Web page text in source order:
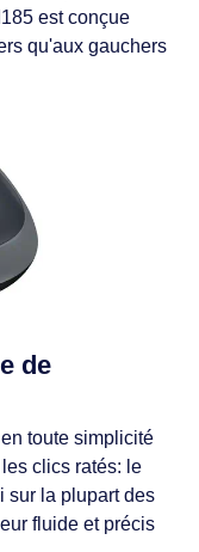
est conçue
qu'aux gauchers
de
toute simplicité
clics ratés: le
sur la plupart des
fluide et précis